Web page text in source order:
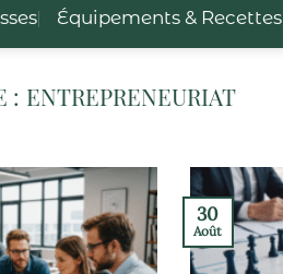
Équipements & Recettes
ENTREPRENEURIAT
30
Août